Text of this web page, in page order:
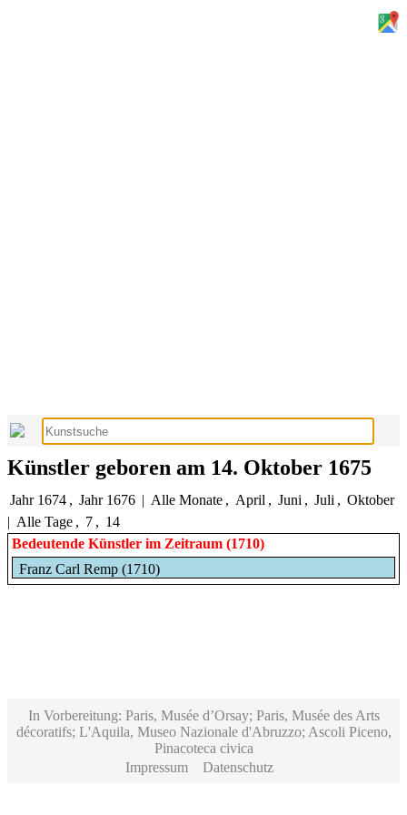
Künstler geboren am 14. Oktober 1675
Jahr 1674 , Jahr 1676 | Alle Monate , April , Juni , Juli , Oktober
| Alle Tage , 7 , 14
Bedeutende Künstler im Zeitraum (1710)
Franz Carl Remp (1710)
In Vorbereitung: Paris, Musée d’Orsay; Paris, Musée des Arts
décoratifs; L'Aquila, Museo Nazionale d'Abruzzo; Ascoli Piceno,
Pinacoteca civica
Impressum
Datenschutz